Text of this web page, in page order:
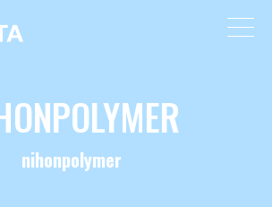
nihonpolymer